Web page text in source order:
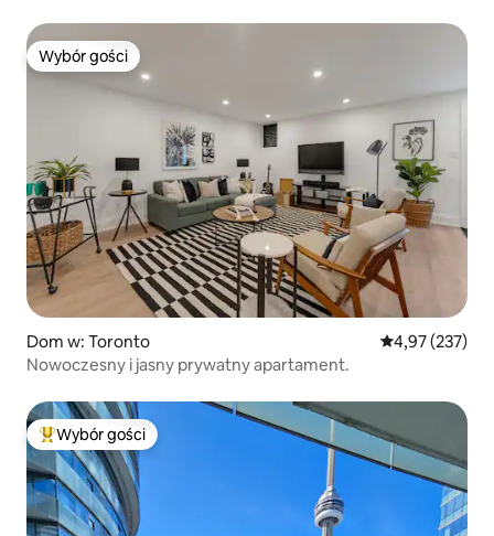
Wybór gości
Wybór gości
Dom w: Toronto Średnia
4,97 (237)
Nowoczesny i jasny prywatny apartament.
Najpopularniejsze z kategorii Wybór gości
Wybór gości